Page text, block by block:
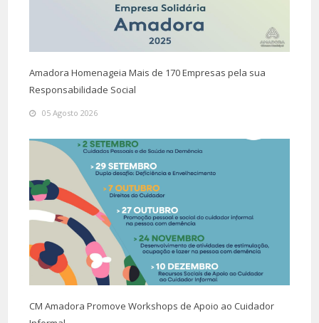
Amadora Homenageia Mais de 170 Empresas pela sua
Responsabilidade Social
05 Agosto 2026
CM Amadora Promove Workshops de Apoio ao Cuidador